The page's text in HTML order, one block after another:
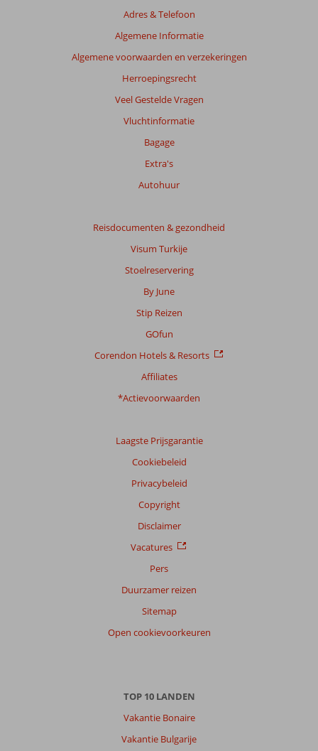
Adres & Telefoon
Algemene Informatie
Algemene voorwaarden en verzekeringen
Herroepingsrecht
Veel Gestelde Vragen
Vluchtinformatie
Bagage
Extra's
Autohuur
Reisdocumenten & gezondheid
Visum Turkije
Stoelreservering
By June
Stip Reizen
GOfun
Corendon Hotels & Resorts
Affiliates
*Actievoorwaarden
Laagste Prijsgarantie
Cookiebeleid
Privacybeleid
Copyright
Disclaimer
Vacatures
Pers
Duurzamer reizen
Sitemap
Open cookievoorkeuren
TOP 10 LANDEN
Vakantie Bonaire
Vakantie Bulgarije